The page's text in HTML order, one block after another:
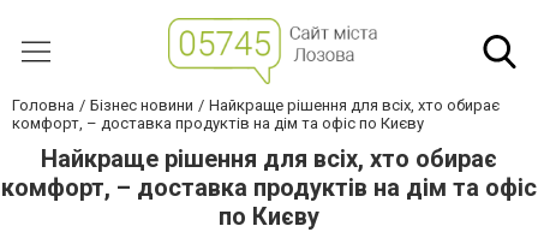
Головна Бізнес новини
Найкраще рішення для всіх, хто обирає
комфорт, – доставка продуктів на дім та офіс по Києву
Найкраще рішення для всіх, хто обирає
комфорт, – доставка продуктів на дім та офіс
по Києву